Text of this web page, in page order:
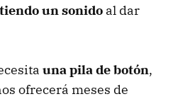
un sonido al dar
una pila de botón,
ofrecerá meses de